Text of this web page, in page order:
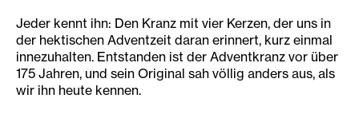
Jeder kennt ihn: Den Kranz mit vier Kerzen, der uns in
der hektischen Adventzeit daran erinnert, kurz einmal
innezuhalten. Entstanden ist der Adventkranz vor über
175 Jahren, und sein Original sah völlig anders aus, als
wir ihn heute kennen.